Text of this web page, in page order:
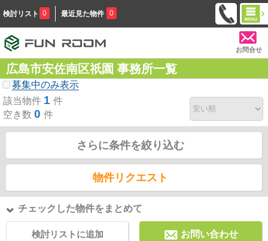
検討リスト 0 最近見た物件 0
お問合せ
広島市安佐南区祇園 事務所一覧
募集中のみ表示
該当物件 1 件
空き数 0 件
さらに条件を絞り込む
物件リクエスト
チェックした物件をまとめて
検討リストに追加 お問い合わせ